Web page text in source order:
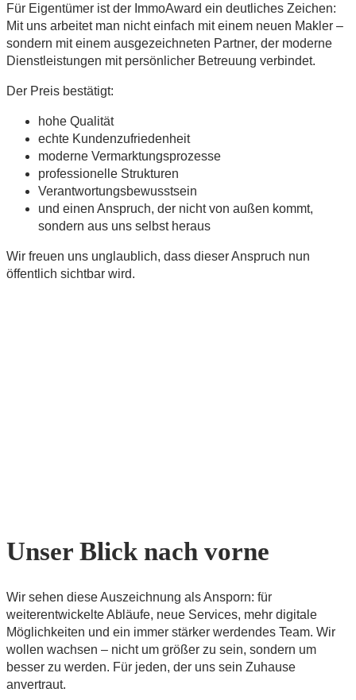
Für Eigentümer ist der ImmoAward ein deutliches Zeichen:
Mit uns arbeitet man nicht einfach mit einem neuen Makler –
sondern mit einem ausgezeichneten Partner, der moderne
Dienstleistungen mit persönlicher Betreuung verbindet.
Der Preis bestätigt:
hohe Qualität
echte Kundenzufriedenheit
moderne Vermarktungsprozesse
professionelle Strukturen
Verantwortungsbewusstsein
und einen Anspruch, der nicht von außen kommt,
sondern aus uns selbst heraus
Wir freuen uns unglaublich, dass dieser Anspruch nun
öffentlich sichtbar wird.
Unser Blick nach vorne
Wir sehen diese Auszeichnung als Ansporn: für
weiterentwickelte Abläufe, neue Services, mehr digitale
Möglichkeiten und ein immer stärker werdendes Team. Wir
wollen wachsen – nicht um größer zu sein, sondern um
besser zu werden. Für jeden, der uns sein Zuhause
anvertraut.